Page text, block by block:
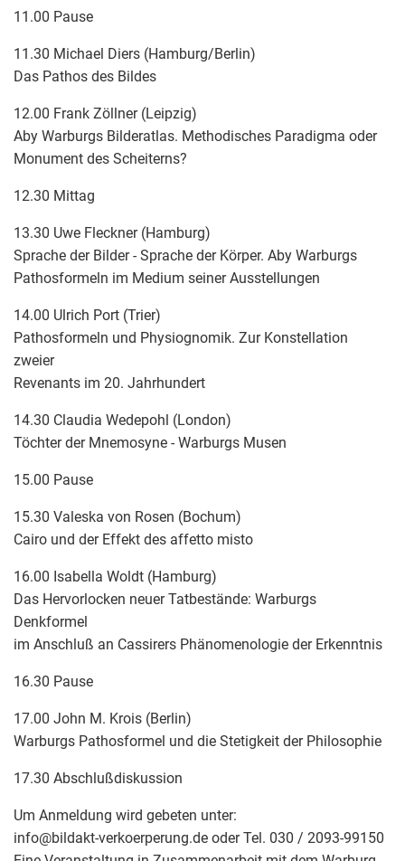
11.00 Pause
11.30 Michael Diers (Hamburg/Berlin)
Das Pathos des Bildes
12.00 Frank Zöllner (Leipzig)
Aby Warburgs Bilderatlas. Methodisches Paradigma oder
Monument des Scheiterns?
12.30 Mittag
13.30 Uwe Fleckner (Hamburg)
Sprache der Bilder - Sprache der Körper. Aby Warburgs
Pathosformeln im Medium seiner Ausstellungen
14.00 Ulrich Port (Trier)
Pathosformeln und Physiognomik. Zur Konstellation
zweier
Revenants im 20. Jahrhundert
14.30 Claudia Wedepohl (London)
Töchter der Mnemosyne - Warburgs Musen
15.00 Pause
15.30 Valeska von Rosen (Bochum)
Cairo und der Effekt des affetto misto
16.00 Isabella Woldt (Hamburg)
Das Hervorlocken neuer Tatbestände: Warburgs
Denkformel
im Anschluß an Cassirers Phänomenologie der Erkenntnis
16.30 Pause
17.00 John M. Krois (Berlin)
Warburgs Pathosformel und die Stetigkeit der Philosophie
17.30 Abschlußdiskussion
Um Anmeldung wird gebeten unter:
info@bildakt-verkoerperung.de oder Tel. 030 / 2093-99150